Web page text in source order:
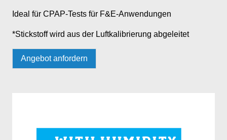
Ideal für CPAP-Tests für F&E-Anwendungen
*Stickstoff wird aus der Luftkalibrierung abgeleitet
Angebot anfordern